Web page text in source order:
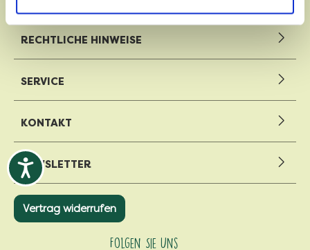
RECHTLICHE HINWEISE
SERVICE
KONTAKT
NEWSLETTER
Vertrag widerrufen
Folgen Sie Uns